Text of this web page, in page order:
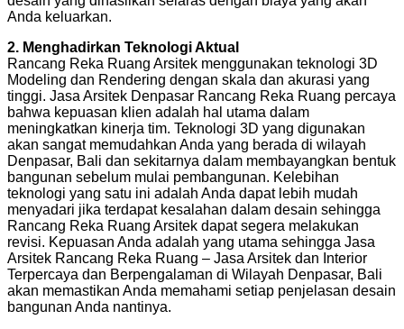
Anda keluarkan.
2. Menghadirkan Teknologi Aktual
Rancang Reka Ruang Arsitek menggunakan teknologi 3D
Modeling dan Rendering dengan skala dan akurasi yang
tinggi. Jasa Arsitek Denpasar Rancang Reka Ruang percaya
bahwa kepuasan klien adalah hal utama dalam
meningkatkan kinerja tim. Teknologi 3D yang digunakan
akan sangat memudahkan Anda yang berada di wilayah
Denpasar, Bali dan sekitarnya dalam membayangkan bentuk
bangunan sebelum mulai pembangunan. Kelebihan
teknologi yang satu ini adalah Anda dapat lebih mudah
menyadari jika terdapat kesalahan dalam desain sehingga
Rancang Reka Ruang Arsitek dapat segera melakukan
revisi. Kepuasan Anda adalah yang utama sehingga Jasa
Arsitek Rancang Reka Ruang – Jasa Arsitek dan Interior
Terpercaya dan Berpengalaman di Wilayah Denpasar, Bali
akan memastikan Anda memahami setiap penjelasan desain
bangunan Anda nantinya.